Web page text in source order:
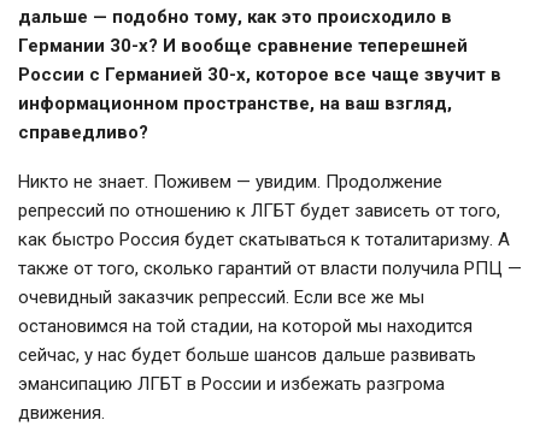
дальше — подобно тому, как это происходило в
Германии 30-х? И вообще сравнение теперешней
России с Германией 30-х, которое все чаще звучит в
информационном пространстве, на ваш взгляд,
справедливо?
Никто не знает. Поживем — увидим. Продолжение
репрессий по отношению к ЛГБТ будет зависеть от того,
как быстро Россия будет скатываться к тоталитаризму. А
также от того, сколько гарантий от власти получила РПЦ —
очевидный заказчик репрессий. Если все же мы
остановимся на той стадии, на которой мы находится
сейчас, у нас будет больше шансов дальше развивать
эмансипацию ЛГБТ в России и избежать разгрома
движения.